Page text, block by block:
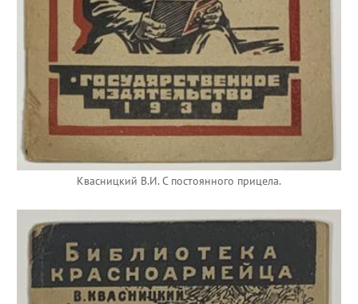
Квасницкий В.И. С постоянного прицела.